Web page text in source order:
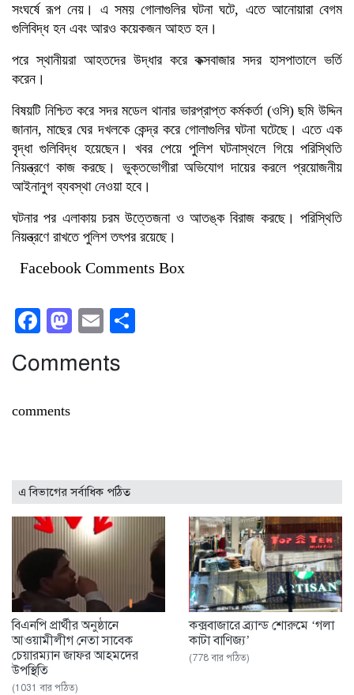
সংঘর্ষে রূপ নেয়। এ সময় গোলাগুলির ঘটনা ঘটে, এতে আনোয়ারা বেগম
গুলিবিদ্ধ হন এবং আরও কয়েকজন আহত হন।
পরে স্থানীয়রা আহতদের উদ্ধার করে কক্সবাজার সদর হাসপাতালে ভর্তি
করেন।
বিষয়টি নিশ্চিত করে সদর মডেল থানার ভারপ্রাপ্ত কর্মকর্তা (ওসি) ছমি উদ্দিন
জানান, মাছের ঘের দখলকে কেন্দ্র করে গোলাগুলির ঘটনা ঘটেছে। এতে এক
বৃদ্ধা গুলিবিদ্ধ হয়েছেন। খবর পেয়ে পুলিশ ঘটনাস্থলে গিয়ে পরিস্থিতি
নিয়ন্ত্রণে কাজ করছে। ভুক্তভোগীরা অভিযোগ দায়ের করলে প্রয়োজনীয়
আইনানুগ ব্যবস্থা নেওয়া হবে।
ঘটনার পর এলাকায় চরম উত্তেজনা ও আতঙ্ক বিরাজ করছে। পরিস্থিতি
নিয়ন্ত্রণে রাখতে পুলিশ তৎপর রয়েছে।
Facebook Comments Box
Facebook
Mastodon
Email
Comments
comments
এ বিভাগের সর্বাধিক পঠিত
বিএনপি প্রার্থীর অনুষ্ঠানে
আওয়ামীলীগ নেতা সাবেক
চেয়ারম্যান জাফর আহমদের
উপস্থিতি
(1031 বার পঠিত)
কক্সবাজারে ব্র্যান্ড শোরুমে ‘গলা
কাটা বাণিজ্য’
(778 বার পঠিত)